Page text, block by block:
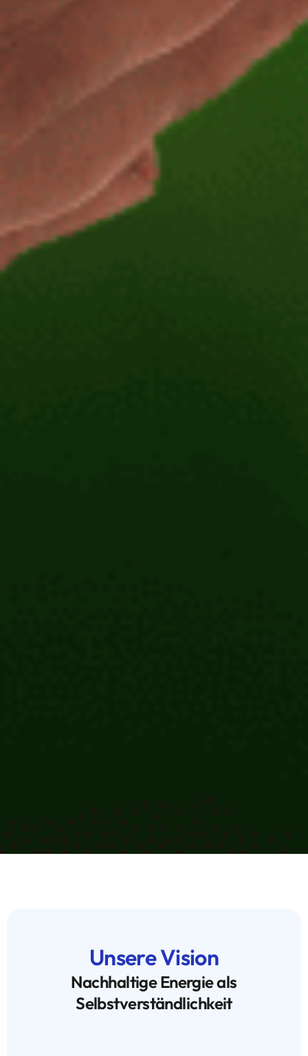
Unsere Vision
Nachhaltige Energie als
Selbstverständlichkeit